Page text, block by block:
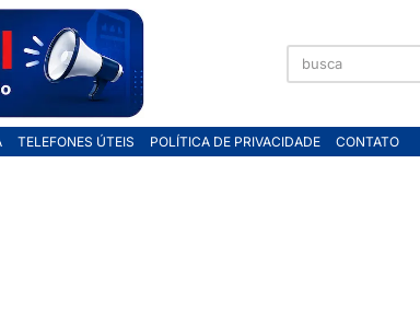
TELEFONES ÚTEIS POLÍTICA DE PRIVACIDADE CONTATO